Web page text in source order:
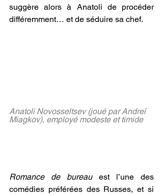
suggère alors à Anatoli de procéder
différemment… et de séduire sa chef.
Anatoli Novosseltsev (joué par Andreï
Miagkov), employé modeste et timide
©Mosfilm
Romance de bureau est l’une des
comédies préférées des Russes, et si